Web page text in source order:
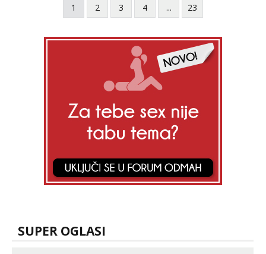
1 2 3 4 ... 23
SUPER OGLASI